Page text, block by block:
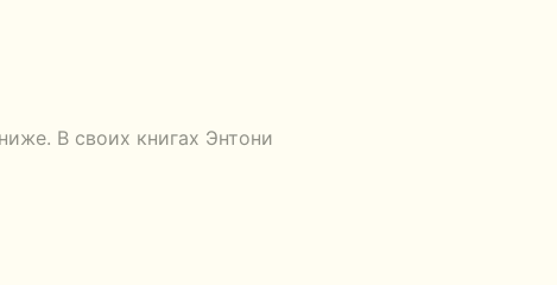
В своих книгах Энтони